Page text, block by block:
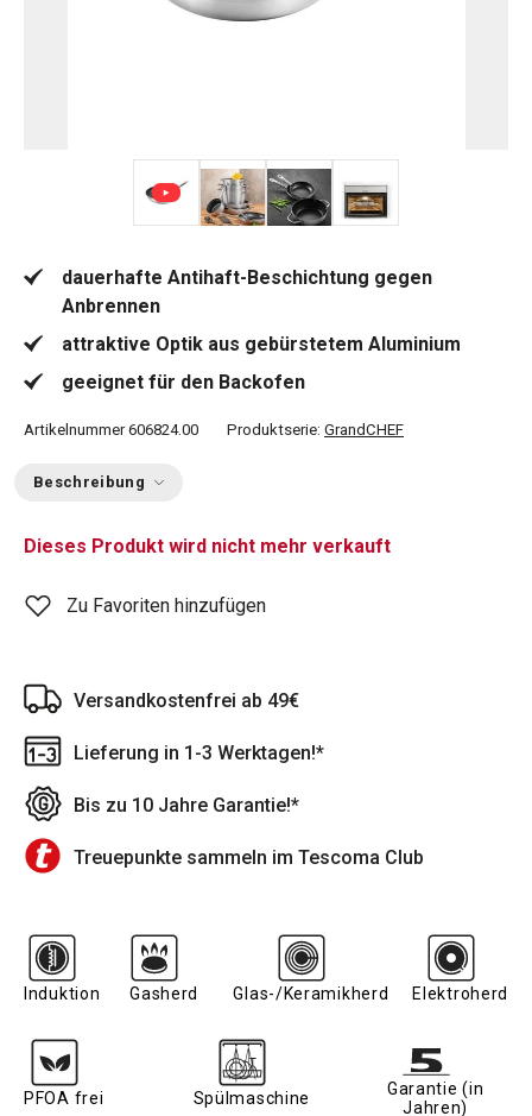
dauerhafte Antihaft-Beschichtung gegen
Anbrennen
attraktive Optik aus gebürstetem Aluminium
geeignet für den Backofen
Artikelnummer 606824.00 Produktserie: GrandCHEF
Beschreibung
Dieses Produkt wird nicht mehr verkauft
Zu Favoriten hinzufügen
Versandkostenfrei ab 49€
Lieferung in 1-3 Werktagen!*
Bis zu 10 Jahre Garantie!*
Treuepunkte sammeln im Tescoma Club
Induktion Gasherd Glas-/Keramikherd Elektroherd
PFOA frei Spülmaschine
Garantie (in
Jahren)